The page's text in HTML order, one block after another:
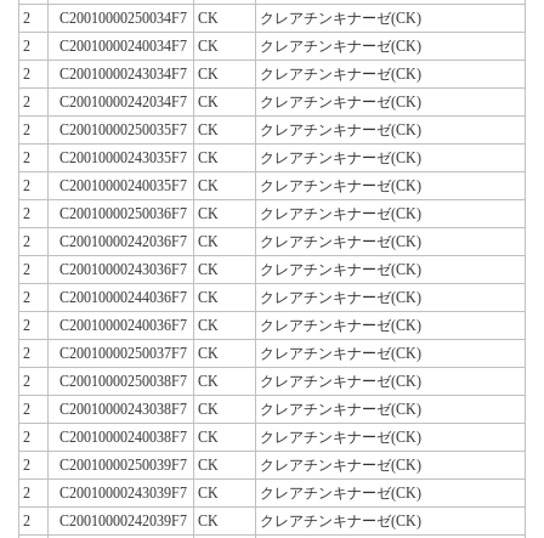
2
C20010000250034F7 CK
クレアチンキナーゼ(CK)
2
C20010000240034F7 CK
クレアチンキナーゼ(CK)
2
C20010000243034F7 CK
クレアチンキナーゼ(CK)
2
C20010000242034F7 CK
クレアチンキナーゼ(CK)
2
C20010000250035F7 CK
クレアチンキナーゼ(CK)
2
C20010000243035F7 CK
クレアチンキナーゼ(CK)
2
C20010000240035F7 CK
クレアチンキナーゼ(CK)
2
C20010000250036F7 CK
クレアチンキナーゼ(CK)
2
C20010000242036F7 CK
クレアチンキナーゼ(CK)
2
C20010000243036F7 CK
クレアチンキナーゼ(CK)
2
C20010000244036F7 CK
クレアチンキナーゼ(CK)
2
C20010000240036F7 CK
クレアチンキナーゼ(CK)
2
C20010000250037F7 CK
クレアチンキナーゼ(CK)
2
C20010000250038F7 CK
クレアチンキナーゼ(CK)
2
C20010000243038F7 CK
クレアチンキナーゼ(CK)
2
C20010000240038F7 CK
クレアチンキナーゼ(CK)
2
C20010000250039F7 CK
クレアチンキナーゼ(CK)
2
C20010000243039F7 CK
クレアチンキナーゼ(CK)
2
C20010000242039F7 CK
クレアチンキナーゼ(CK)